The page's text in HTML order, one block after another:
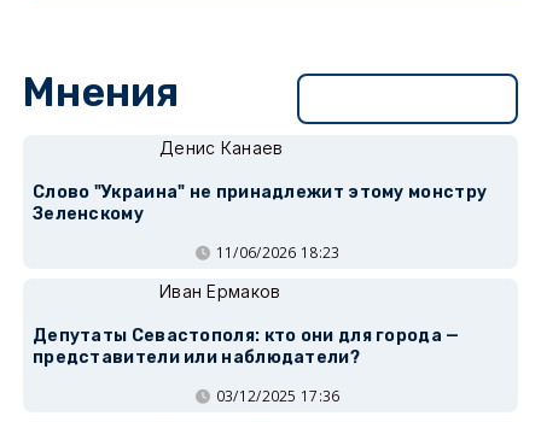
Мнения
Денис Канаев
Слово "Украина" не принадлежит этому монстру
Зеленскому
11/06/2026 18:23
Иван Ермаков
Депутаты Севастополя: кто они для города —
представители или наблюдатели?
03/12/2025 17:36